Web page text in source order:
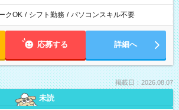
クOK / シフト勤務 / パソコンスキル不要
応募する 詳細へ
掲載日：2026.08.07
未読